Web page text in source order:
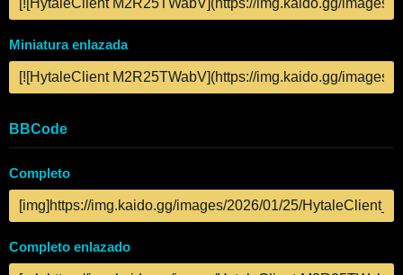
Miniatura enlazada
BBCode
Completo
Completo enlazado